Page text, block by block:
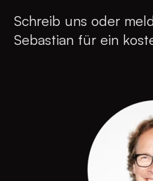
Schreib uns oder
Sebastian für ein